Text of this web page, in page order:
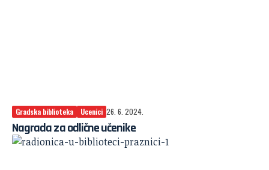
Gradska biblioteka Ucenici 26. 6. 2024.
Nagrada za odlične učenike